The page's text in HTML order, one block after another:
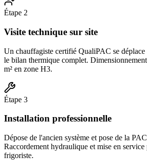
Étape 2
Visite technique sur site
Un chauffagiste certifié QualiPAC se
le bilan thermique complet.
m² en zone H3.
Étape 3
Installation professionnelle
Dépose de l'ancien système et pose de la
Raccordement hydraulique et mise en
frigoriste.